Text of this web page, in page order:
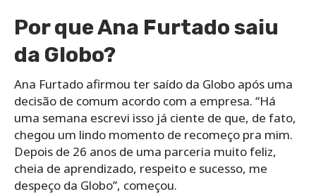
Por que Ana Furtado saiu
da Globo?
Ana Furtado afirmou ter saído da Globo após uma
decisão de comum acordo com a empresa. “Há
uma semana escrevi isso já ciente de que, de fato,
chegou um lindo momento de recomeço pra mim.
Depois de 26 anos de uma parceria muito feliz,
cheia de aprendizado, respeito e sucesso, me
despeço da Globo”, começou.